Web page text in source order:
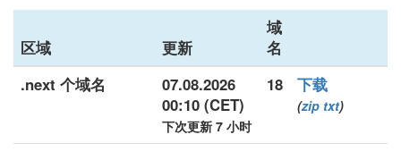
区域 更新
域
名
.next 个域名
07.08.2026
00:10 (CET)
下次更新 7 小时
18 下载
(zip txt)